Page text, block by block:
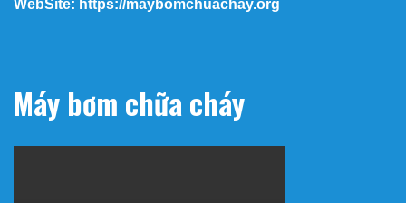
WebSite: https://maybomchuachay.org
Máy bơm chữa cháy